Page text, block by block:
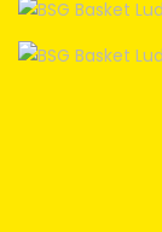
Links